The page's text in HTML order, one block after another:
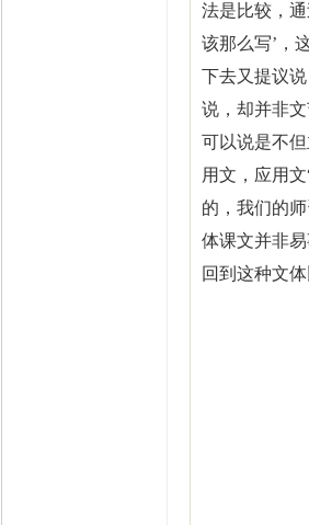
法是比较，
该那么写’，
下去又提议
说，却并非
可以说是不
用文，应用
的，我们的
体课文并非
回到这种文